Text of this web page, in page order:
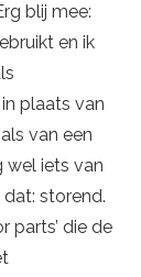
blij mee:
en ik
plaats van
van een
wel iets van
storend.
parts’ die de